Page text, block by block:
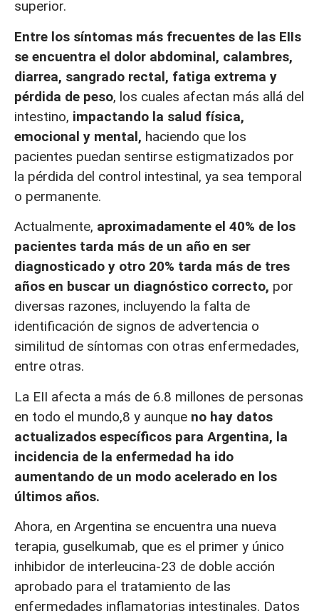
superior.
Entre los síntomas más frecuentes de las EIIs
se encuentra el dolor abdominal, calambres,
diarrea, sangrado rectal, fatiga extrema y
pérdida de peso, los cuales afectan más allá del
intestino, impactando la salud física,
emocional y mental, haciendo que los
pacientes puedan sentirse estigmatizados por
la pérdida del control intestinal, ya sea temporal
o permanente.
Actualmente, aproximadamente el 40% de los
pacientes tarda más de un año en ser
diagnosticado y otro 20% tarda más de tres
años en buscar un diagnóstico correcto, por
diversas razones, incluyendo la falta de
identificación de signos de advertencia o
similitud de síntomas con otras enfermedades,
entre otras.
La EII afecta a más de 6.8 millones de personas
en todo el mundo,8 y aunque no hay datos
actualizados específicos para Argentina, la
incidencia de la enfermedad ha ido
aumentando de un modo acelerado en los
últimos años.
Ahora, en Argentina se encuentra una nueva
terapia, guselkumab, que es el primer y único
inhibidor de interleucina-23 de doble acción
aprobado para el tratamiento de las
enfermedades inflamatorias intestinales. Datos